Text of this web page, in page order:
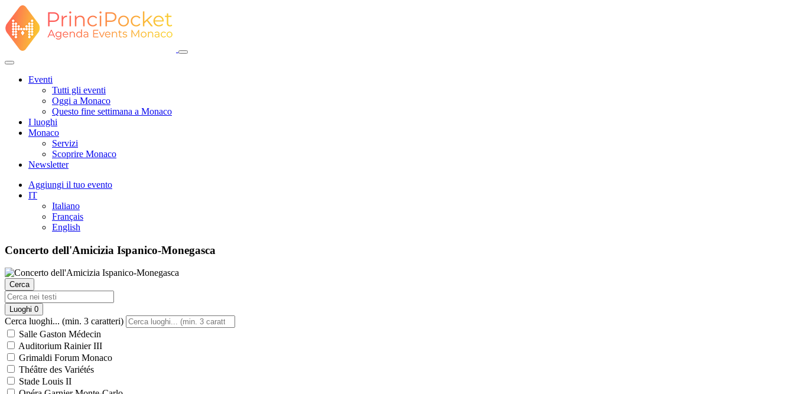
Eventi
Tutti gli eventi
Oggi a Monaco
Questo fine settimana a Monaco
I luoghi
Monaco
Servizi
Scoprire Monaco
Newsletter
Aggiungi il tuo evento
IT
Italiano
Français
English
Concerto dell'Amicizia Ispanico-Monegasca
Cerca
Luoghi 0
Cerca luoghi... (min. 3 caratteri)
Salle Gaston Médecin
Auditorium Rainier III
Grimaldi Forum Monaco
Théâtre des Variétés
Stade Louis II